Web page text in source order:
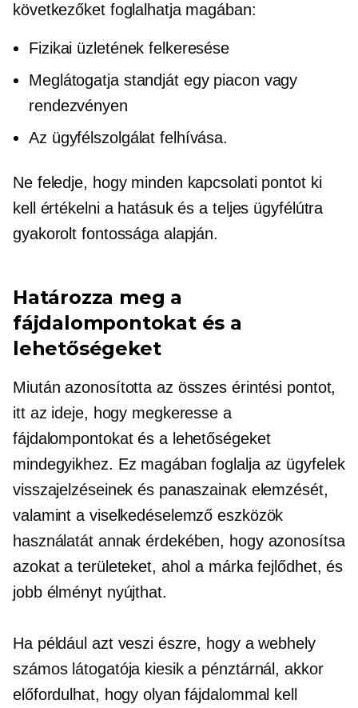
következőket foglalhatja magában:
Fizikai üzletének felkeresése
Meglátogatja standját egy piacon vagy
rendezvényen
Az ügyfélszolgálat felhívása.
Ne feledje, hogy minden kapcsolati pontot ki
kell értékelni a hatásuk és a teljes ügyfélútra
gyakorolt ​​fontossága alapján.
Határozza meg a
fájdalompontokat és a
lehetőségeket
Miután azonosította az összes érintési pontot,
itt az ideje, hogy megkeresse a
fájdalompontokat és a lehetőségeket
mindegyikhez. Ez magában foglalja az ügyfelek
visszajelzéseinek és panaszainak elemzését,
valamint a viselkedéselemző eszközök
használatát annak érdekében, hogy azonosítsa
azokat a területeket, ahol a márka fejlődhet, és
jobb élményt nyújthat.
Ha például azt veszi észre, hogy a webhely
számos látogatója kiesik a pénztárnál, akkor
előfordulhat, hogy olyan fájdalommal kell